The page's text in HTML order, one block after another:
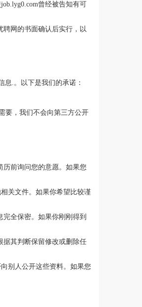
曾经被告知有可
聘网的书面确认后实行，以
息.。以下是我们的承诺：
要，我们不会向第三方公开
历前询问您的意愿。如果您
关文件。如果你希望比较谨
全保密。如果你刚刚得到
据其判断保留修改或删除任
别人公开这些资料。如果您